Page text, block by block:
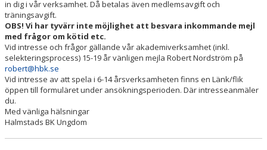
BÖRJA SPELA I HBK
INTRESSEANMÄLAN SPELARE FÖDDA 2012-2020
BLI LEDARE I HBK
in dig i vår verksamhet. Då betalas även medlemsavgift och
träningsavgift.
OBS! Vi har tyvärr inte möjlighet att besvara inkommande mejl
med frågor om kötid etc.
Vid intresse och frågor gällande vår akademiverksamhet (inkl.
selekteringsprocess) 15-19 år vänligen mejla Robert Nordström på
robert@hbk.se
Vid intresse av att spela i 6-14 årsverksamheten finns en Länk/flik
öppen till formuläret under ansökningsperioden. Där intresseanmäler
du.
Med vänliga hälsningar
Halmstads BK Ungdom